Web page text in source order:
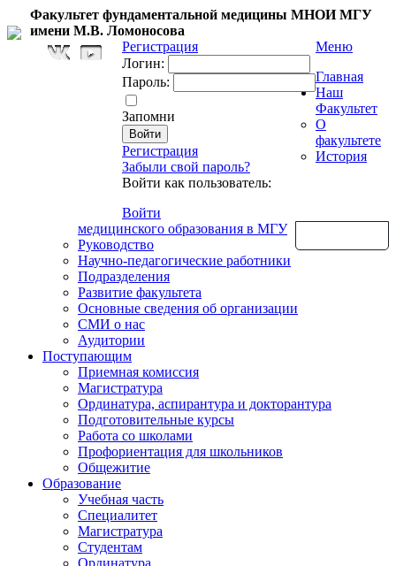
Факультет фундаментальной медицины МНОИ МГУ
имени М.В. Ломоносова
Регистрация
Логин:
Пароль:
Запомни
Регистрация
Забыли свой пароль?
Войти как пользователь:
Войти
Меню
Главная
Наш
Факультет
О
факультете
История
медицинского образования в МГУ
Руководство
Научно-педагогические работники
Подразделения
Развитие факультета
Основные сведения об организации
СМИ о нас
Аудитории
Поступающим
Приемная комиссия
Магистратура
Ординатура, аспирантура и докторантура
Подготовительные курсы
Работа со школами
Профориентация для школьников
Общежитие
Образование
Учебная часть
Специалитет
Магистратура
Студентам
Ординатура